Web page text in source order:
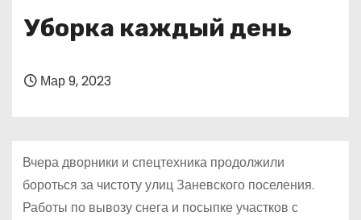
Уборка каждый день
Мар 9, 2023
Вчера дворники и спецтехника продолжили
бороться за чистоту улиц Заневского поселения.
Работы по вывозу снега и посыпке участков с